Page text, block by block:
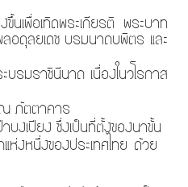
อเทิดพระเกียรติ พระบาท
อดุลยเดช บรมนาถบพิตร และ
ราชินีนาถ เนื่องในวโรกาส
งวัน ณ ภัตตาคาร
บงเปียง ซึ่งเป็นที่ตั้งของนาขั้น
ห่งหนึ่งของประเทศไทย ด้วย